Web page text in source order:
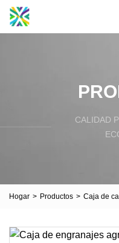
CALIDAD
Hogar > Productos > Caja de